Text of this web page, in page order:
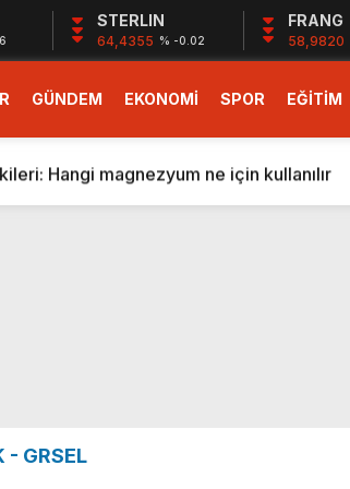
STERLIN
64,4355 % -0.02
FRANG
58,9820
GÜNDEM EKONOMİ SPOR EĞİTİM
dev teklif
gelecek yeni özellikler belli oldu
Hangi magnezyum ne için kullanılır
başlıyor
dev teklif
- GRSEL